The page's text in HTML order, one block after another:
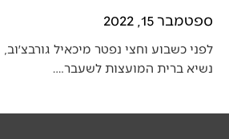
ספטמבר 15, 2022
לפני כשבוע וחצי נפטר מיכאיל גורבצ׳וב,
נשיא ברית המועצות לשעבר.…